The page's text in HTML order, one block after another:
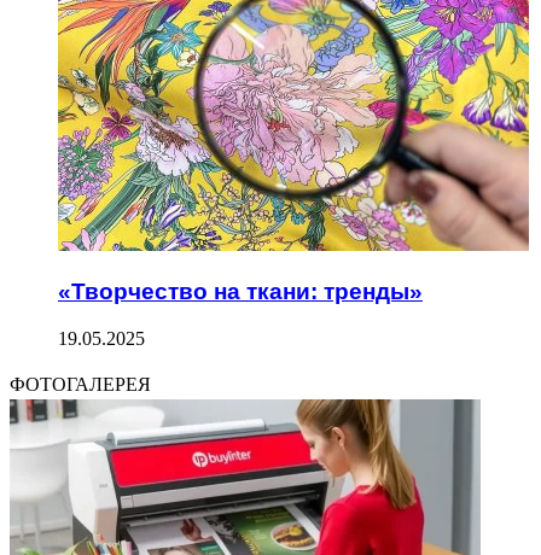
«Творчество на ткани: тренды»
19.05.2025
ФОТОГАЛЕРЕЯ